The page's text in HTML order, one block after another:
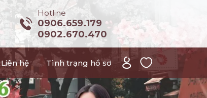
Hotline
0906.659.179
0902.670.470
Liên hệ Tình trạng hồ sơ